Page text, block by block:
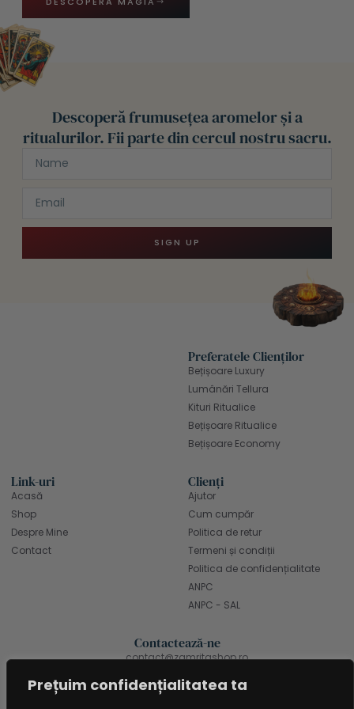
Prețuim confidențialitatea ta
Descoperă frumusețea aromelor și a
ritualurilor. Fii parte din cercul nostru sacru.
SIGN UP
Preferatele Clienților
Bețișoare Luxury
Lumânări Tellura
Kituri Ritualice
Bețișoare Ritualice
Bețișoare Economy
Link-uri
Acasă
Shop
Despre Mine
Contact
Clienți
Ajutor
Cum cumpăr
Politica de retur
Termeni și condiții
Politica de confidențialitate
ANPC
ANPC - SAL
Contactează-ne
contact@zamritashop.ro